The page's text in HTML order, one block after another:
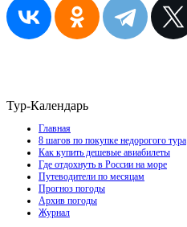
Тур-Календарь
Главная
8 шагов по покупке недорогого тура
Как купить дешевые авиабилеты
Где отдохнуть в России на море
Путеводители по месяцам
Прогноз погоды
Архив погоды
Журнал